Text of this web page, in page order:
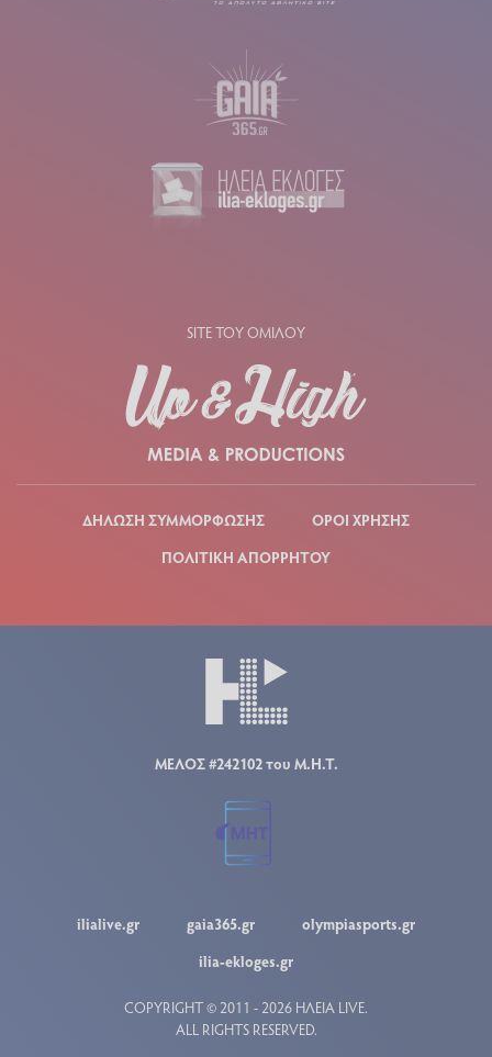
SITE ΤΟΥ ΟΜΙΛΟΥ
ΔΗΛΩΣΗ ΣΥΜΜΟΡΦΩΣΗΣ
ΟΡΟΙ ΧΡΗΣΗΣ
ΠΟΛΙΤΙΚΗ ΑΠΟΡΡΗΤΟΥ
ΜΕΛΟΣ #242102 του Μ.Η.Τ.
ilialive.gr gaia365.gr
olympiasports.gr
ilia-ekloges.gr
COPYRIGHT © 2011 - 2026 ΗΛΕΙΑ LIVE.
ALL RIGHTS RESERVED.